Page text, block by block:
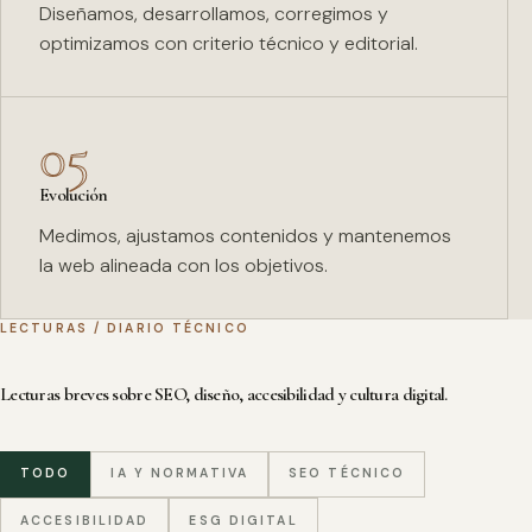
Diseñamos, desarrollamos, corregimos y
optimizamos con criterio técnico y editorial.
05
Evolución
Medimos, ajustamos contenidos y mantenemos
la web alineada con los objetivos.
LECTURAS / DIARIO TÉCNICO
Lecturas breves sobre SEO, diseño, accesibilidad y cultura digital.
TODO IA Y NORMATIVA SEO TÉCNICO
ACCESIBILIDAD ESG DIGITAL